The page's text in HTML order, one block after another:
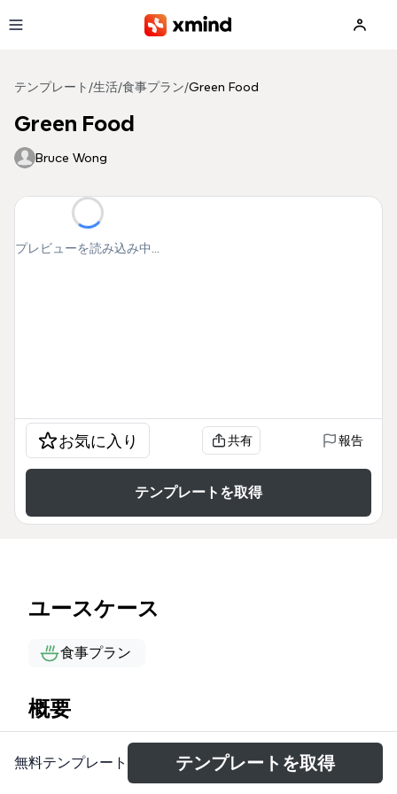
テンプレート /生活/食事プラン/Green Food
Green Food
Bruce Wong
プレビューを読み込み中...
お気に入り 共有 報告
テンプレートを取得
ユースケース
食事プラン
概要
The Green Food mind map template organizes 37
nodes across 9 top-level branches covering fruits
無料テンプレート テンプレートを取得